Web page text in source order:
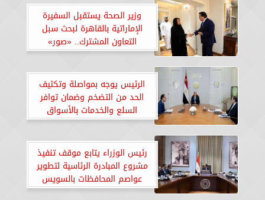
وزير الصحة يستقبل السفيرة
الإماراتية بالقاهرة لبحث سبل
التعاون المشترك.. «صور»
الرئيس يوجه بمواصلة وتكثيف
الحد من التضخم وضمان توافر
السلع والخدمات بالأسواق
للمواطنين
رئيس الوزراء يتابع موقف تنفيذ
مشروع المبادرة الرئاسية لتطوير
عواصم المحافظات بالسويس